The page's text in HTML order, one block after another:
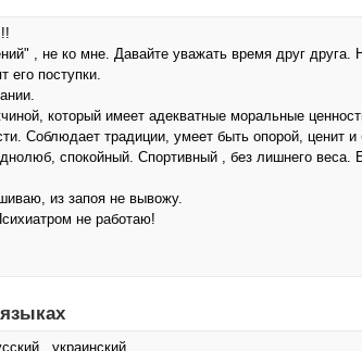
, не ко мне. Давайте уважать время друг
его поступки.
который имеет адекватные моральные
Соблюдает традиции, умеет быть опорой, ценит
спокойный. Спортивный , без лишнего веса.
из запоя не вывожу.
не работаю!
, украинский